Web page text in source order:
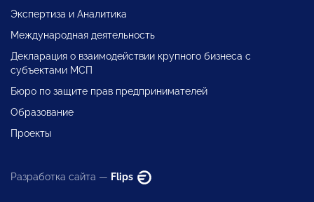
Экспертиза и Аналитика
Международная деятельность
Декларация о взаимодействии крупного бизнеса с
субъектами МСП
Бюро по защите прав предпринимателей
Образование
Проекты
Разработка сайта — Flips